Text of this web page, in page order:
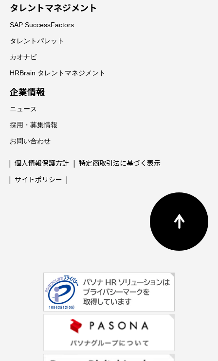
タレントマネジメント
SAP SuccessFactors
タレントパレット
カオナビ
HRBrain タレントマネジメント
企業情報
ニュース
採用・募集情報
お問い合わせ
個人情報保護方針
特定商取引法に基づく表示
サイトポリシー